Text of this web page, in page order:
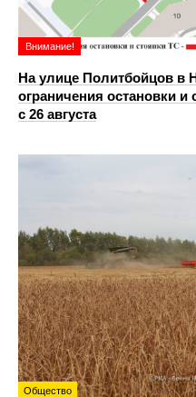
Внимание!
На улице Политбойцов в
ограничения остановки и
с 26 августа
Общество